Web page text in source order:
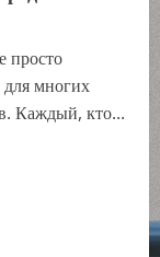
просто
многих
Каждый, кто...